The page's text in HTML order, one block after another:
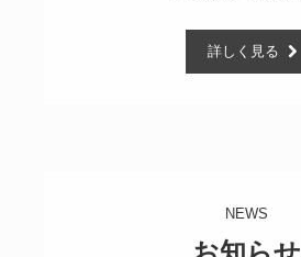
詳しく見る
NEWS